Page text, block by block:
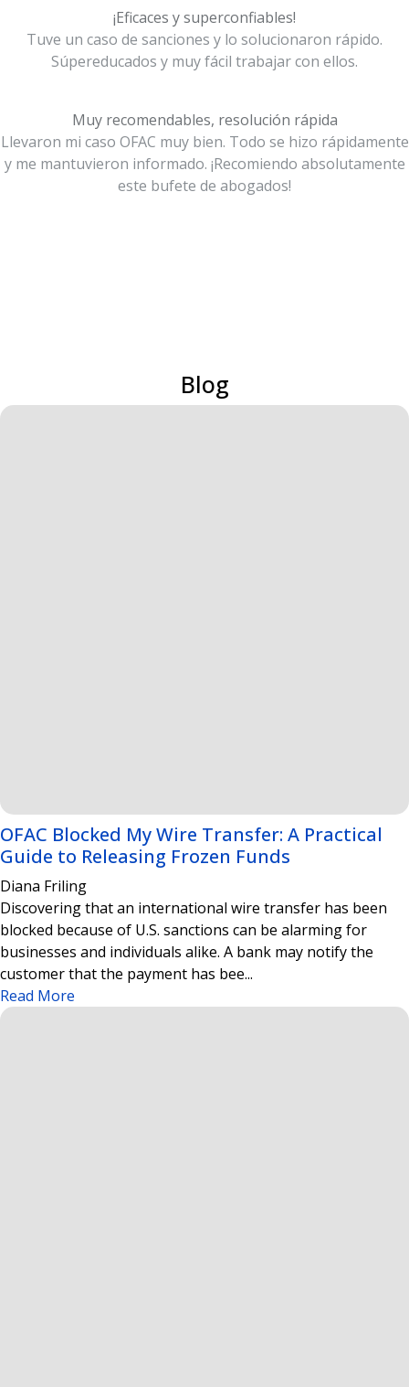
¡Eficaces y superconfiables!
Tuve un caso de sanciones y lo solucionaron rápido.
Súpereducados y muy fácil trabajar con ellos.
Muy recomendables, resolución rápida
Llevaron mi caso OFAC muy bien. Todo se hizo rápidamente
y me mantuvieron informado. ¡Recomiendo absolutamente
este bufete de abogados!
Blog
OFAC Blocked My Wire Transfer: A Practical
Guide to Releasing Frozen Funds
Diana Friling
Discovering that an international wire transfer has been
blocked because of U.S. sanctions can be alarming for
businesses and individuals alike. A bank may notify the
customer that the payment has bee...
Read More